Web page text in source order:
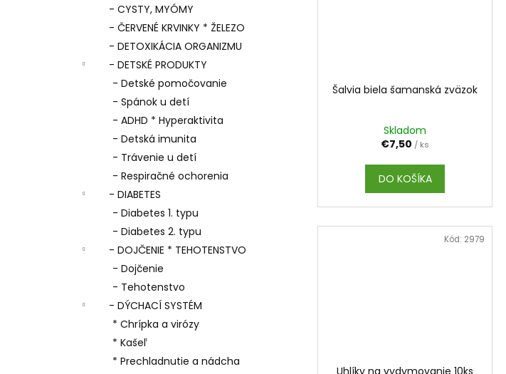
- CYSTY, MYÓMY
- ČERVENÉ KRVINKY * ŽELEZO
- DETOXIKÁCIA ORGANIZMU
- DETSKÉ PRODUKTY
- Detské pomočovanie
- Spánok u detí
- ADHD * Hyperaktivita
- Detská imunita
- Trávenie u detí
- Respiračné ochorenia
- DIABETES
- Diabetes 1. typu
- Diabetes 2. typu
- DOJČENIE * TEHOTENSTVO
- Dojčenie
- Tehotenstvo
- DÝCHACÍ SYSTÉM
* Chrípka a virózy
* Kašeľ
* Prechladnutie a nádcha
Šalvia biela šamanská zväzok
Skladom
€7,50 / ks
DO KOŠÍKA
Uhlíky na vydymovanie 10ks
Kód: 2979